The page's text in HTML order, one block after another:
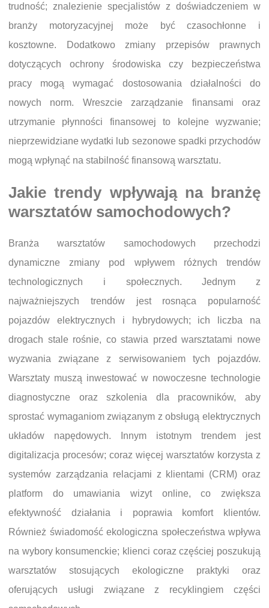
trudność; znalezienie specjalistów z doświadczeniem w
branży motoryzacyjnej może być czasochłonne i
kosztowne. Dodatkowo zmiany przepisów prawnych
dotyczących ochrony środowiska czy bezpieczeństwa
pracy mogą wymagać dostosowania działalności do
nowych norm. Wreszcie zarządzanie finansami oraz
utrzymanie płynności finansowej to kolejne wyzwanie;
nieprzewidziane wydatki lub sezonowe spadki przychodów
mogą wpłynąć na stabilność finansową warsztatu.
Jakie trendy wpływają na branżę
warsztatów samochodowych?
Branża warsztatów samochodowych przechodzi
dynamiczne zmiany pod wpływem różnych trendów
technologicznych i społecznych. Jednym z
najważniejszych trendów jest rosnąca popularność
pojazdów elektrycznych i hybrydowych; ich liczba na
drogach stale rośnie, co stawia przed warsztatami nowe
wyzwania związane z serwisowaniem tych pojazdów.
Warsztaty muszą inwestować w nowoczesne technologie
diagnostyczne oraz szkolenia dla pracowników, aby
sprostać wymaganiom związanym z obsługą elektrycznych
układów napędowych. Innym istotnym trendem jest
digitalizacja procesów; coraz więcej warsztatów korzysta z
systemów zarządzania relacjami z klientami (CRM) oraz
platform do umawiania wizyt online, co zwiększa
efektywność działania i poprawia komfort klientów.
Również świadomość ekologiczna społeczeństwa wpływa
na wybory konsumenckie; klienci coraz częściej poszukują
warsztatów stosujących ekologiczne praktyki oraz
oferujących usługi związane z recyklingiem części